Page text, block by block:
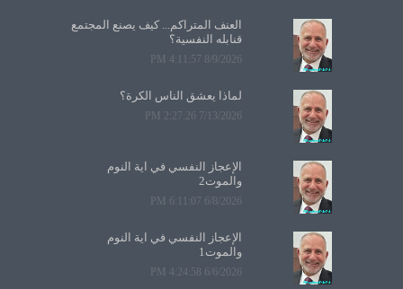
العنف المتراكم... كيف يصنع المجتمع
قنابله النفسية؟
8/9/2026 4:11:57 PM
لماذا يعشق الناس الكرة؟
7/13/2026 2:27:26 PM
الإعجاز النفسي في آية النوم
والموت2
6/8/2026 6:11:07 PM
الإعجاز النفسي في آية النوم
والموت1
6/6/2026 4:24:58 PM